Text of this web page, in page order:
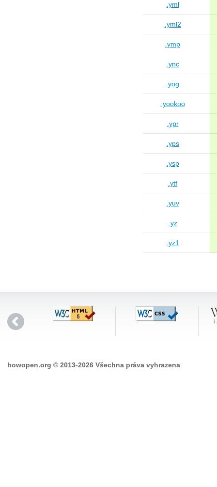
.yml
.yml2
.ymp
.ync
.yog
.yookoo
.ypr
.yps
.ysp
.ytf
.yuv
.yz
.yz1
howopen.org © 2013-2026 Všechna práva vyhrazena